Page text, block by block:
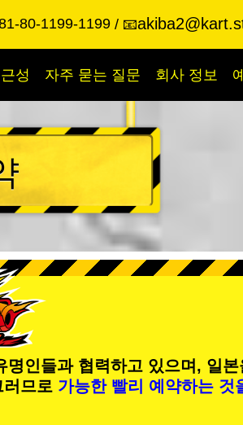
80-1199-1199 📧
성 자주 묻는 질문 회사 정보
명인들과 협력하고 있으며, 일
므로 가능한 빨리 예약하는 것